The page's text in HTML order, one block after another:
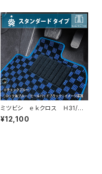
ミツビシ ｅｋクロス H31/
3〜 B30系 フロアマット一
式 カーマット スタンダードタ
¥12,100